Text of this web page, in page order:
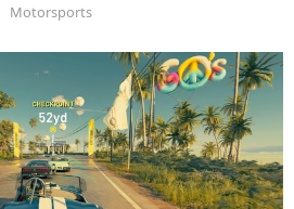
Motorsports